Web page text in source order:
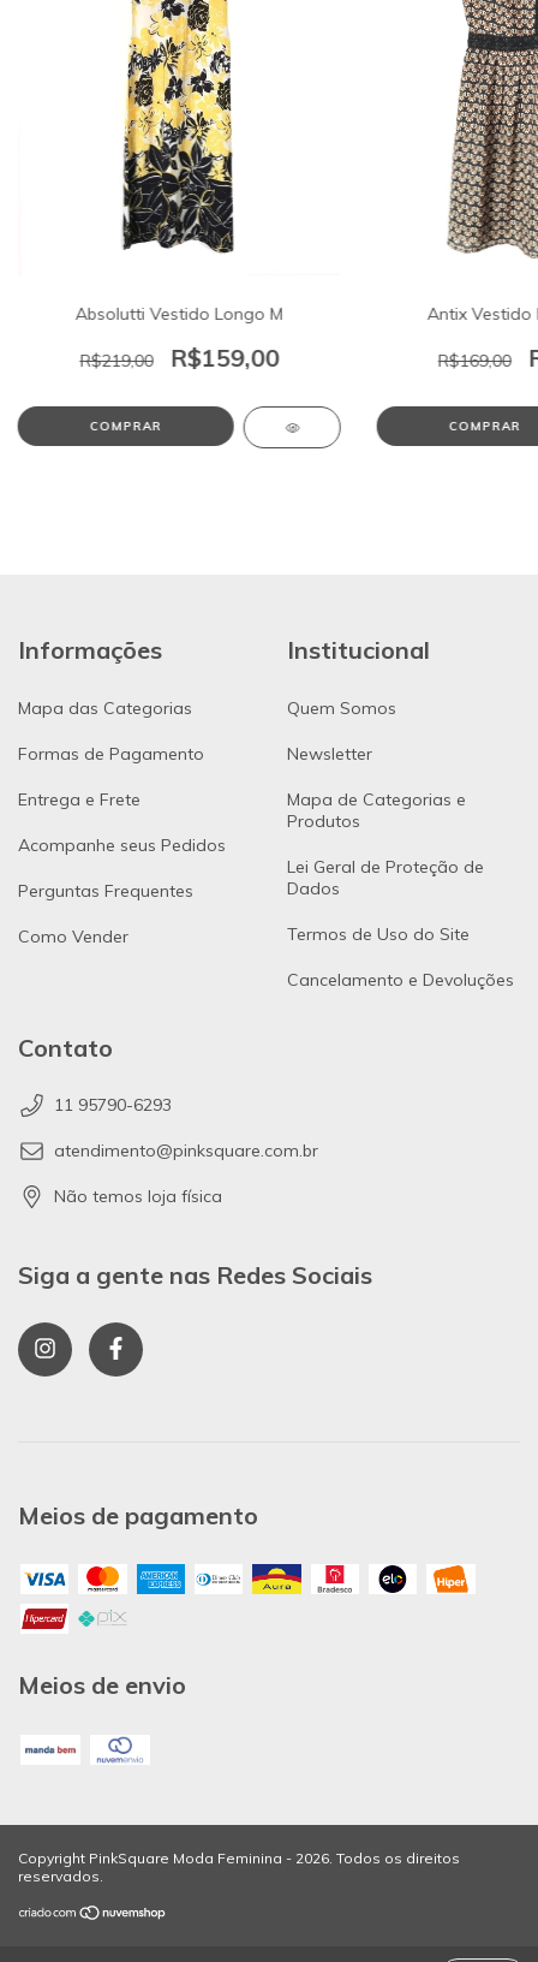
Absolutti Vestido Longo M
R$219,00 R$159,00
COMPRAR
Antix
R$169,00
COMPRAR
Informações
Mapa das Categorias
Formas de Pagamento
Entrega e Frete
Acompanhe seus Pedidos
Perguntas Frequentes
Como Vender
Institucional
Quem Somos
Newsletter
Mapa de Categorias e
Produtos
Lei Geral de Proteção de
Dados
Termos de Uso do Site
Cancelamento e Devoluções
Contato
11 95790-6293
atendimento@pinksquare.com.br
Não temos loja física
Siga a gente nas Redes Sociais
Meios de pagamento
Meios de envio
Copyright PinkSquare Moda Feminina - 2026. Todos os direitos
reservados.